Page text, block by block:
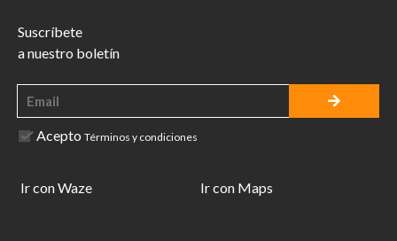
Suscríbete
a nuestro boletín
Acepto Términos y condiciones
Ir con Waze Ir con Maps